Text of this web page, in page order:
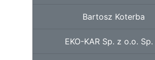
Bartosz Koterba
EKO-KAR Sp. z o.o. Sp.